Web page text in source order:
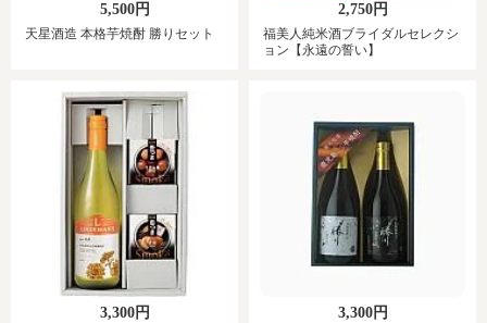
5,500円
天星酒造 本格芋焼酎 勝りセット
2,750円
福美人純米酒ブライダルセレクシ
ョン【永遠の誓い】
3,300円 3,300円